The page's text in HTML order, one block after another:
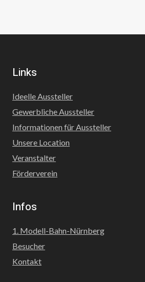
Links
Ideelle Aussteller
Gewerbliche Aussteller
Informationen für Aussteller
Unsere Location
Veranstalter
Förderverein
Infos
1. Modell-Bahn-Nürnberg
Besucher
Kontakt